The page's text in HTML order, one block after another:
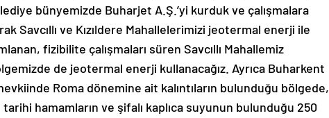
bünyemizde Buharjet A.Ş.’yi kurduk ve çalışmalara
Savcıllı ve Kızıldere Mahallelerimizi jeotermal enerji ile
fizibilite çalışmaları süren Savcıllı Mahallemiz
de jeotermal enerji kullanacağız. Ayrıca Buharkent
Roma dönemine ait kalıntıların bulunduğu bölgede,
hamamların ve şifalı kaplıca suyunun bulunduğu 250